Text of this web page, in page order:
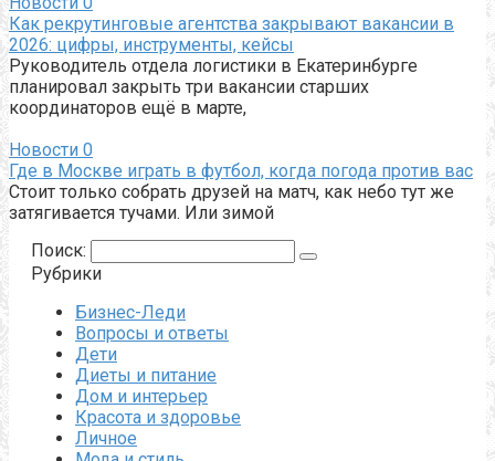
Как рекрутинговые агентства закрывают вакансии в
2026: цифры, инструменты, кейсы
Руководитель отдела логистики в Екатеринбурге
планировал закрыть три вакансии старших
координаторов ещё в марте,
Новости 0
Где в Москве играть в футбол, когда погода против вас
Стоит только собрать друзей на матч, как небо тут же
затягивается тучами. Или зимой
Поиск:
Рубрики
Бизнес-Леди
Вопросы и ответы
Дети
Диеты и питание
Дом и интерьер
Красота и здоровье
Личное